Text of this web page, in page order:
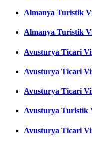
Almanya Turistik
Almanya Turistik
Avusturya Ticari
Avusturya Ticari
Avusturya Ticari
Avusturya Turistik
Avusturya Ticari